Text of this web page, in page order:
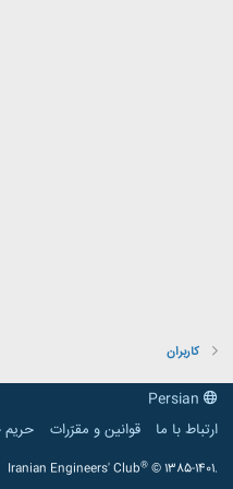
کاربران
ارتباط با ما
قوانین و مقرّرات
Iranian Engineers' Club® © 1385-1401.